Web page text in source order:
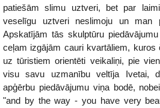
patiešām slimu uztveri, bet par
veselīgu uztveri neslimoju un man
Apskatījām tās skulptūru
ceļam izgājām cauri kvartāliem, kuros
uz tūristiem orientēti veikaliņi, pie
visu savu uzmanību veltīja Ivetai,
apģērbu piedāvājumu viņa bodē,
"and by the way - you have very